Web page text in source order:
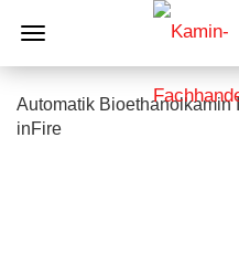
Automatik Bioethanolkamin
inFire